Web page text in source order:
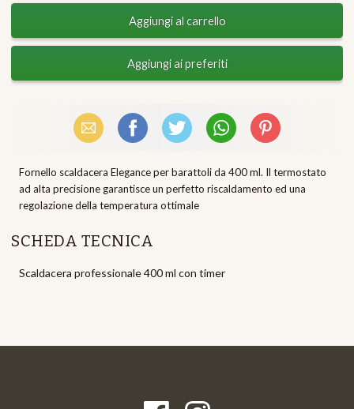
Email FacebookX (Twitter)WhatsAppPinterest
Fornello scaldacera Elegance per barattoli da 400 ml. Il termostato
ad alta precisione garantisce un perfetto riscaldamento ed una
regolazione della temperatura ottimale
SCHEDA TECNICA
Scaldacera professionale 400 ml con timer